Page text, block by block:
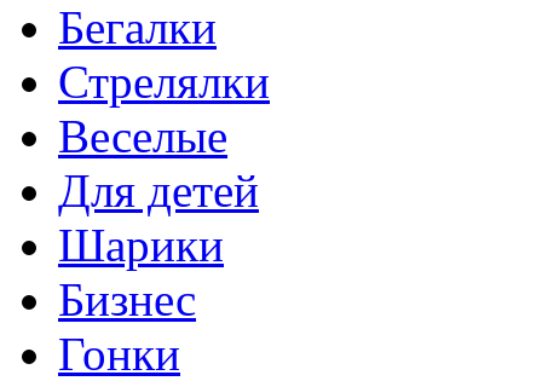
Бегалки
Стрелялки
Веселые
Для детей
Шарики
Бизнес
Гонки